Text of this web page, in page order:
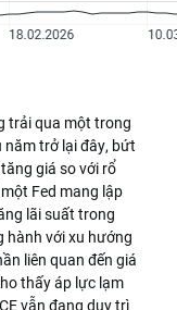
trải qua một trong
trở lại đây, bứt
giá so với rổ
Fed mang lập
lãi suất trong
hành với xu hướng
liên quan đến giá
thấy áp lực lạm
vẫn đang duy trì